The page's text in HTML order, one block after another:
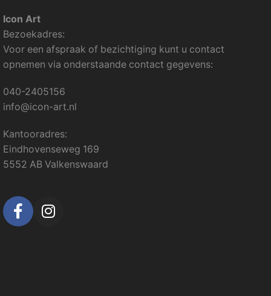
Icon Art
Bezoekadres:
Voor een afspraak of bezichtiging kunt u contact
opnemen via onderstaande contact gegevens:
040-2405156
info@icon-art.nl
Kantooradres:
Eindhovenseweg 169
5552 AB Valkenswaard